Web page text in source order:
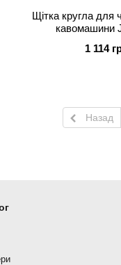
Щітка кругла для
кавомашини
1 114
Назад